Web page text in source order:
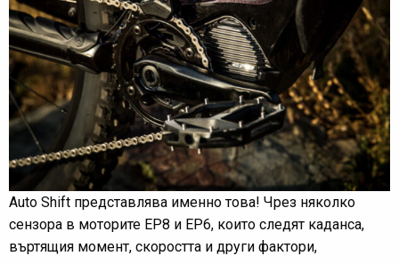
Auto Shift представлява именно това! Чрез няколко
сензора в моторите EP8 и EP6, които следят каданса,
въртящия момент, скоростта и други фактори,